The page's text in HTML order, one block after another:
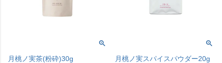
月桃ノ実茶(粉砕)30g
月桃ノ実スパイスパウダー20g